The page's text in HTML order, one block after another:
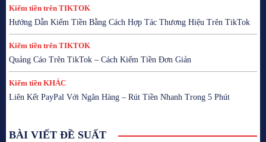
Kiếm tiền trên TIKTOK
Hướng Dẫn Kiếm Tiền Bằng Cách Hợp Tác Thương Hiệu Trên TikTok
Kiếm tiền trên TIKTOK
Quảng Cáo Trên TikTok – Cách Kiếm Tiền Đơn Giản
Kiếm tiền KHÁC
Liên Kết PayPal Với Ngân Hàng – Rút Tiền Nhanh Trong 5 Phút
BÀI VIẾT ĐỀ SUẤT